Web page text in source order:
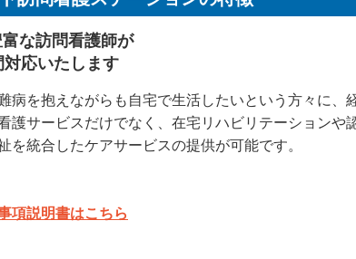
な訪問看護師が
対応いたします
病を抱えながらも自宅で生活したいという方々に
護サービスだけでなく、在宅リハビリテーション
を統合したケアサービスの提供が可能です。
項説明書はこちら